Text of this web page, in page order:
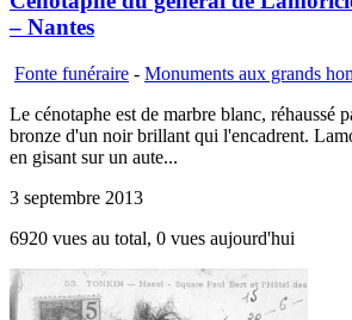
– Nantes
Fonte funéraire - Monuments aux grands
Le cénotaphe est de marbre blanc, réhaussé
bronze d'un noir brillant qui l'encadrent.
en gisant sur un aute...
3 septembre 2013
6920 vues au total, 0 vues aujourd'hui